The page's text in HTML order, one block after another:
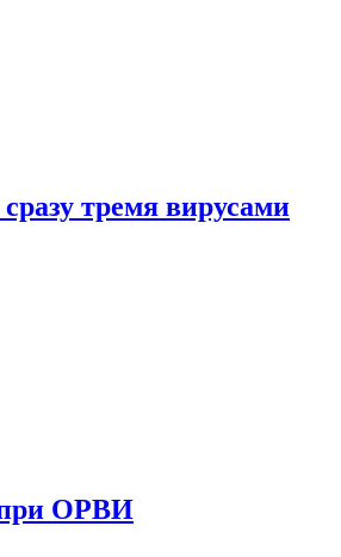
тремя вирусами
при ОРВИ